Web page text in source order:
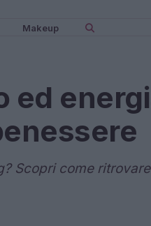
Makeup
ed
Scopri come